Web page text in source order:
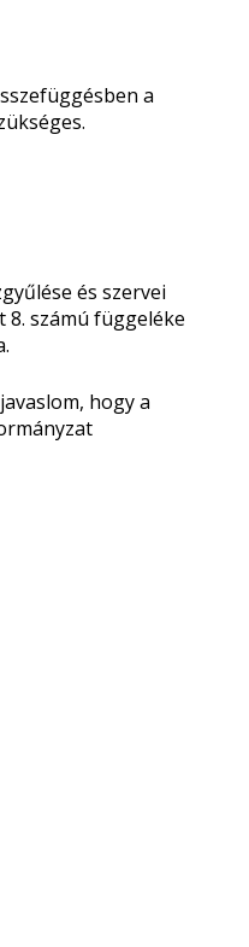
a
és szervei
8. számú függeléke
hogy a